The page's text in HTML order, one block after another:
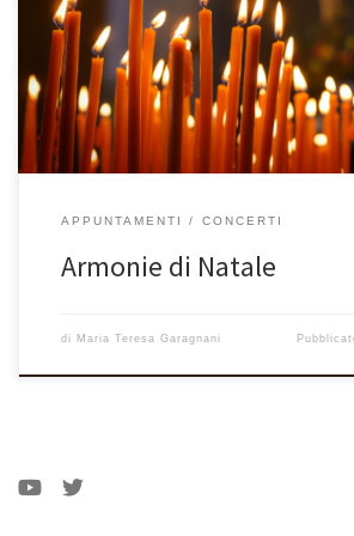
Dicembre 2015 ore 16:30 in chiesa. con la
“Gardart” e “Anima Vocis”
APPUNTAMENTI CONCERTI
Armonie di Natale
di Maria Teresa Garagnani